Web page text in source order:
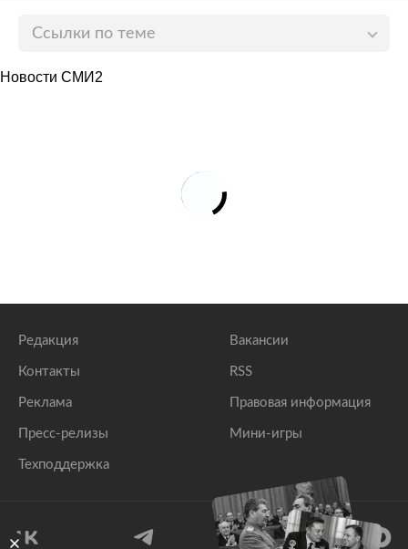
Ссылки по теме
поток-2» перед «холодной зимой»
Немецкие экологи потребовали остановить
сертификацию «Северного потока-2»
Новости СМИ2
Редакция
Контакты
Реклама
Пресс-релизы
Техподдержка
Вакансии
RSS
Правовая информация
Мини-игры